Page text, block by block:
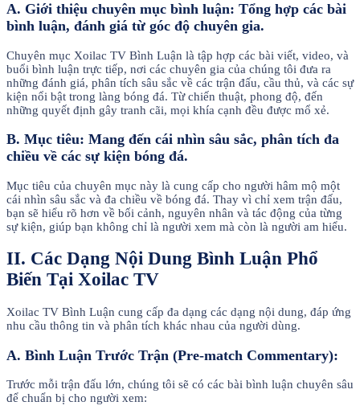
A. Giới thiệu chuyên mục bình luận: Tổng hợp các bài
bình luận, đánh giá từ góc độ chuyên gia.
Chuyên mục Xoilac TV Bình Luận là tập hợp các bài viết, video, và
buổi bình luận trực tiếp, nơi các chuyên gia của chúng tôi đưa ra
những đánh giá, phân tích sâu sắc về các trận đấu, cầu thủ, và các sự
kiện nổi bật trong làng bóng đá. Từ chiến thuật, phong độ, đến
những quyết định gây tranh cãi, mọi khía cạnh đều được mổ xẻ.
B. Mục tiêu: Mang đến cái nhìn sâu sắc, phân tích đa
chiều về các sự kiện bóng đá.
Mục tiêu của chuyên mục này là cung cấp cho người hâm mộ một
cái nhìn sâu sắc và đa chiều về bóng đá. Thay vì chỉ xem trận đấu,
bạn sẽ hiểu rõ hơn về bối cảnh, nguyên nhân và tác động của từng
sự kiện, giúp bạn không chỉ là người xem mà còn là người am hiểu.
II. Các Dạng Nội Dung Bình Luận Phổ
Biến Tại Xoilac TV
Xoilac TV Bình Luận cung cấp đa dạng các dạng nội dung, đáp ứng
nhu cầu thông tin và phân tích khác nhau của người dùng.
A. Bình Luận Trước Trận (Pre-match Commentary):
Trước mỗi trận đấu lớn, chúng tôi sẽ có các bài bình luận chuyên sâu
để chuẩn bị cho người xem: